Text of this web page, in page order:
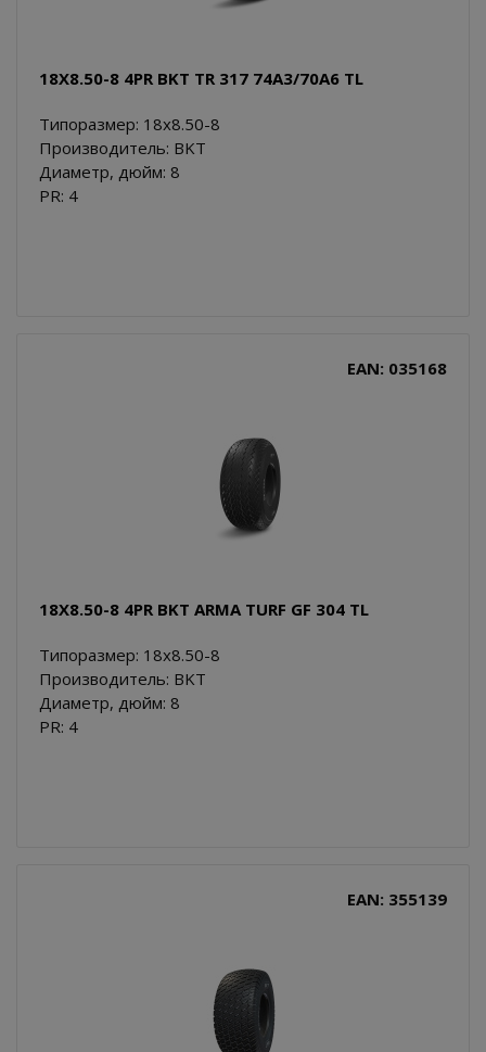
18X8.50-8 4PR BKT TR 317 74A3/70A6 TL
Типоразмер: 18x8.50-8
Производитель: BKT
Диаметр, дюйм: 8
PR: 4
EAN: 035168
18X8.50-8 4PR BKT ARMA TURF GF 304 TL
Типоразмер: 18x8.50-8
Производитель: BKT
Диаметр, дюйм: 8
PR: 4
EAN: 355139